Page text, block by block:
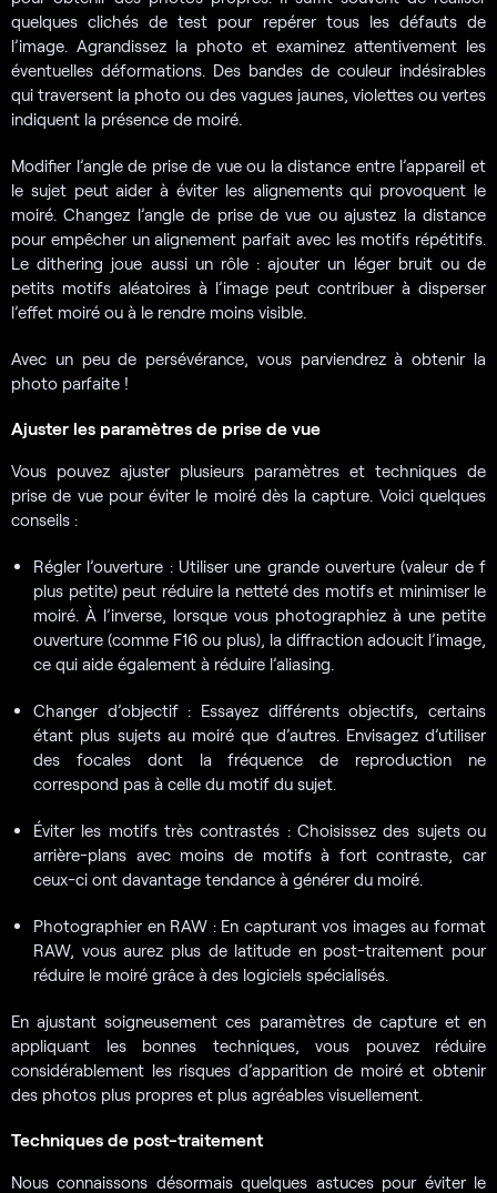
quelques clichés de test pour repérer tous les défauts de
l’image. Agrandissez la photo et examinez attentivement les
éventuelles déformations. Des bandes de couleur indésirables
qui traversent la photo ou des vagues jaunes, violettes ou vertes
indiquent la présence de moiré.
Modifier l’angle de prise de vue ou la distance entre l’appareil et
le sujet peut aider à éviter les alignements qui provoquent le
moiré. Changez l’angle de prise de vue ou ajustez la distance
pour empêcher un alignement parfait avec les motifs répétitifs.
Le dithering joue aussi un rôle : ajouter un léger bruit ou de
petits motifs aléatoires à l’image peut contribuer à disperser
l’effet moiré ou à le rendre moins visible.
Avec un peu de persévérance, vous parviendrez à obtenir la
photo parfaite !
Ajuster les paramètres de prise de vue
Vous pouvez ajuster plusieurs paramètres et techniques de
prise de vue pour éviter le moiré dès la capture. Voici quelques
conseils :
Régler l’ouverture : Utiliser une grande ouverture (valeur de f
plus petite) peut réduire la netteté des motifs et minimiser le
moiré. À l’inverse, lorsque vous photographiez à une petite
ouverture (comme F16 ou plus), la diffraction adoucit l’image,
ce qui aide également à réduire l’aliasing.
Changer d’objectif : Essayez différents objectifs, certains
étant plus sujets au moiré que d’autres. Envisagez d’utiliser
des focales dont la fréquence de reproduction ne
correspond pas à celle du motif du sujet.
Éviter les motifs très contrastés : Choisissez des sujets ou
arrière-plans avec moins de motifs à fort contraste, car
ceux-ci ont davantage tendance à générer du moiré.
Photographier en RAW : En capturant vos images au format
RAW, vous aurez plus de latitude en post-traitement pour
réduire le moiré grâce à des logiciels spécialisés.
En ajustant soigneusement ces paramètres de capture et en
appliquant les bonnes techniques, vous pouvez réduire
considérablement les risques d’apparition de moiré et obtenir
des photos plus propres et plus agréables visuellement.
Techniques de post-traitement
Nous connaissons désormais quelques astuces pour éviter le